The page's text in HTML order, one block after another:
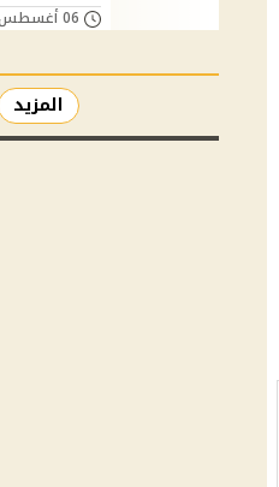
06 أغسطس, 2026 01:57 م
المزيد